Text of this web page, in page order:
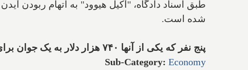
شده است.
پنج نفر که یکی از آنها ۷۴۰ هزار دلار به یک جوان برای سرمایه‌گذاری در ارز دیجیتالی پول داده بودند متهم به ربودن و شکنجه او شدند
Sub-Category: Economy